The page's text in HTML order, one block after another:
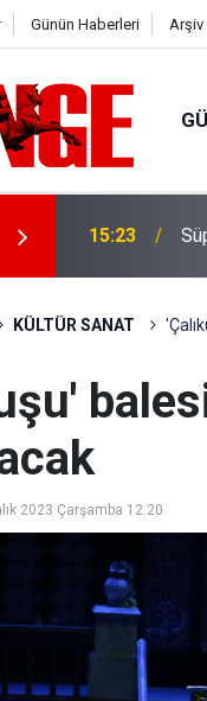
Günün Haberleri Arşiv
15:23
KÜLTÜR SANAT
2023 Çarşamba 12:20